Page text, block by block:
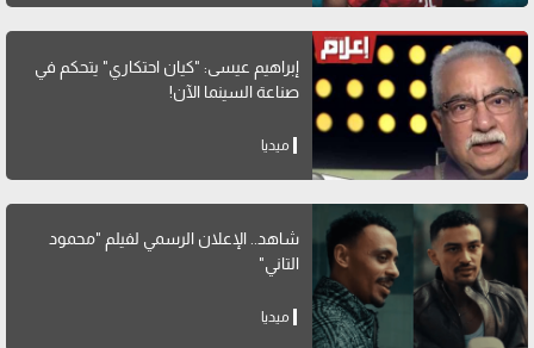
إبراهيم عيسى: "كيان احتكاري" يتحكم في
صناعة السينما الآن!
ميديا
شاهد.. الإعلان الرسمي لفيلم "محمود
التاني"
ميديا